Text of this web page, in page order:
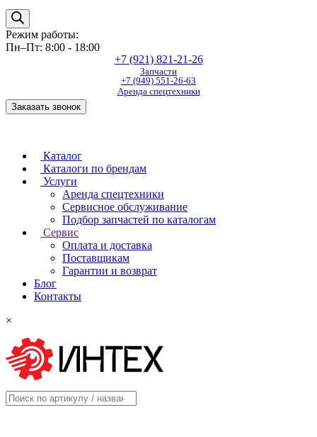
Режим работы:
Пн–Пт: 8:00 - 18:00
+7 (921) 821-21-26
Запчасти
+7 (949) 551-26-63
Аренда спецтехники
Заказать звонок
Каталог
Каталоги по брендам
Услуги
Аренда спецтехники
Сервисное обслуживание
Подбор запчастей по каталогам
Сервис
Оплата и доставка
Поставщикам
Гарантии и возврат
Блог
Контакты
×